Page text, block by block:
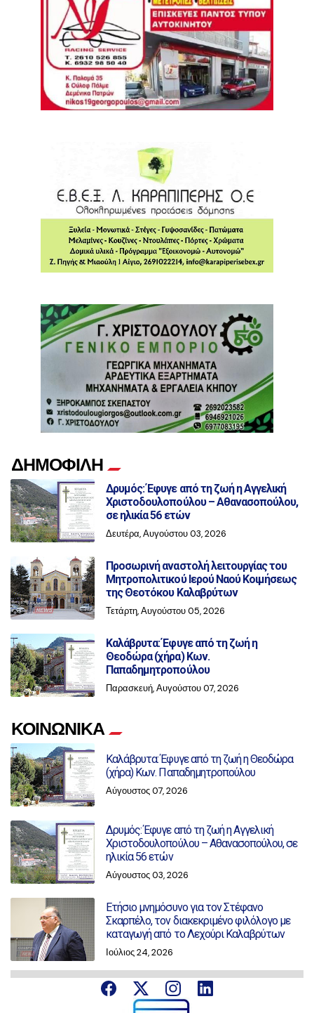
ΔΗΜΟΦΙΛΗ
Δρυμός: Έφυγε από τη ζωή η Αγγελική
Χριστοδουλοπούλου – Αθανασοπούλου,
σε ηλικία 56 ετών
Δευτέρα, Αυγούστου 03, 2026
Προσωρινή αναστολή λειτουργίας του
Μητροπολιτικού Ιερού Ναού Κοιμήσεως
της Θεοτόκου Καλαβρύτων
Τετάρτη, Αυγούστου 05, 2026
Καλάβρυτα: Έφυγε από τη ζωή η
Θεοδώρα (χήρα) Κων.
Παπαδημητροπούλου
Παρασκευή, Αυγούστου 07, 2026
ΚΟΙΝΩΝΙΚΑ
Καλάβρυτα: Έφυγε από τη ζωή η Θεοδώρα
(χήρα) Κων. Παπαδημητροπούλου
Αύγουστος 07, 2026
Δρυμός: Έφυγε από τη ζωή η Αγγελική
Χριστοδουλοπούλου – Αθανασοπούλου, σε
ηλικία 56 ετών
Αύγουστος 03, 2026
Ετήσιο μνημόσυνο για τον Στέφανο
Σκαρπέλο, τον διακεκριμένο φιλόλογο με
καταγωγή από το Λεχούρι Καλαβρύτων
Ιούλιος 24, 2026